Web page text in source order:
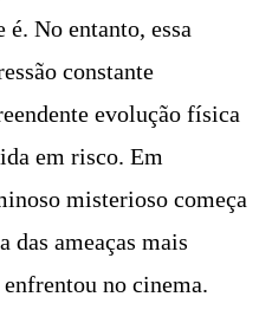
é. No entanto, essa
constante
evolução física
em risco. Em
misterioso começa
das ameaças mais
no cinema.